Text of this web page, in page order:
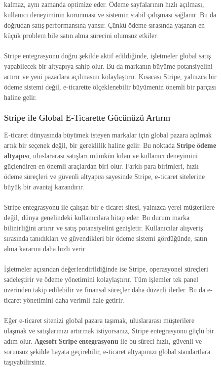
kalmaz, aynı zamanda optimize eder. Ödeme sayfalarının hızlı açılması,
kullanıcı deneyiminin korunması ve sistemin stabil çalışması sağlanır. Bu da
doğrudan satış performansına yansır. Çünkü ödeme sırasında yaşanan en
küçük problem bile satın alma sürecini olumsuz etkiler.
Stripe entegrasyonu doğru şekilde aktif edildiğinde, işletmeler global satış
yapabilecek bir altyapıya sahip olur. Bu da markanın büyüme potansiyelini
artırır ve yeni pazarlara açılmasını kolaylaştırır. Kısacası Stripe, yalnızca bir
ödeme sistemi değil, e-ticarette ölçeklenebilir büyümenin önemli bir parçası
haline gelir.
Stripe ile Global E-Ticarette Gücünüzü Artırın
E-ticaret dünyasında büyümek isteyen markalar için global pazara açılmak
artık bir seçenek değil, bir gereklilik haline gelir. Bu noktada Stripe ödeme
altyapısı , uluslararası satışları mümkün kılan ve kullanıcı deneyimini
güçlendiren en önemli araçlardan biri olur. Farklı para birimleri, hızlı
ödeme süreçleri ve güvenli altyapısı sayesinde Stripe, e-ticaret sitelerine
büyük bir avantaj kazandırır.
Stripe entegrasyonu ile çalışan bir e-ticaret sitesi, yalnızca yerel müşterilere
değil, dünya genelindeki kullanıcılara hitap eder. Bu durum marka
bilinirliğini artırır ve satış potansiyelini genişletir. Kullanıcılar alışveriş
sırasında tanıdıkları ve güvendikleri bir ödeme sistemi gördüğünde, satın
alma kararını daha hızlı verir.
İşletmeler açısından değerlendirildiğinde ise Stripe, operasyonel süreçleri
sadeleştirir ve ödeme yönetimini kolaylaştırır. Tüm işlemler tek panel
üzerinden takip edilebilir ve finansal süreçler daha düzenli ilerler. Bu da e-
ticaret yönetimini daha verimli hale getirir.
Eğer e-ticaret sitenizi global pazara taşımak, uluslararası müşterilere
ulaşmak ve satışlarınızı artırmak istiyorsanız, Stripe entegrasyonu güçlü bir
adım olur. Agesoft Stripe entegrasyonu ile bu süreci hızlı, güvenli ve
sorunsuz şekilde hayata geçirebilir, e-ticaret altyapınızı global standartlara
taşıyabilirsiniz.